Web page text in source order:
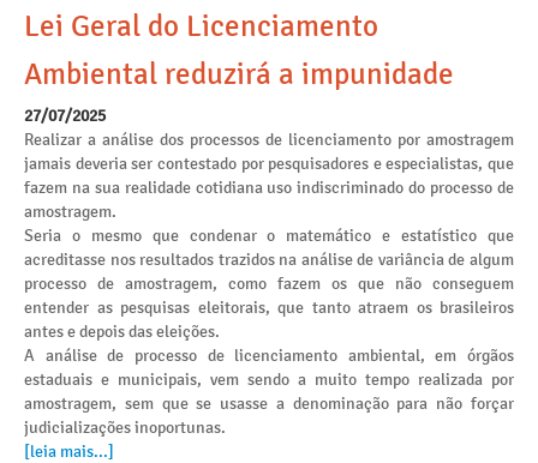
Lei Geral do Licenciamento
Ambiental reduzirá a impunidade
27/07/2025
Realizar a análise dos processos de licenciamento por amostragem
jamais deveria ser contestado por pesquisadores e especialistas, que
fazem na sua realidade cotidiana uso indiscriminado do processo de
amostragem.
Seria o mesmo que condenar o matemático e estatístico que
acreditasse nos resultados trazidos na análise de variância de algum
processo de amostragem, como fazem os que não conseguem
entender as pesquisas eleitorais, que tanto atraem os brasileiros
antes e depois das eleições.
A análise de processo de licenciamento ambiental, em órgãos
estaduais e municipais, vem sendo a muito tempo realizada por
amostragem, sem que se usasse a denominação para não forçar
judicializações inoportunas.
[leia mais...]